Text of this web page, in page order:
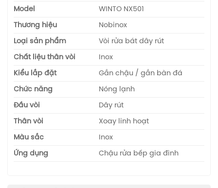
Model
WINTO NX501
Thương hiệu Nobinox
Loại sản phẩm Vòi rửa bát dây rút
Chất liệu thân vòi Inox
Kiểu lắp đặt Gắn chậu / gắn bàn đá
Chức năng Nóng lạnh
Đầu vòi Dây rút
Thân vòi Xoay linh hoạt
Màu sắc Inox
Ứng dụng Chậu rửa bếp gia đình